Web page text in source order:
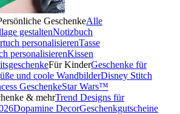
GeschenkeAlle
gestaltenNotizbuch
personalisierenTasse
personalisierenKissen
Für KinderGeschenke für
und coole WandbilderDisney Stitch
GeschenkeStar Wars™
& mehrTrend Designs für
Dopamine DecorGeschenkgutscheine